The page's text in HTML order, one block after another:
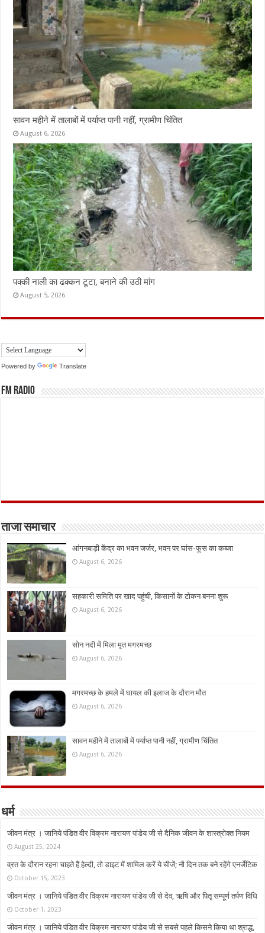
सावन महीने में तालाबों में पर्याप्त पानी नहीं, ग्रामीण चिंतित
August 6, 2026
पक्की नाली का ढक्कन टूटा, बनाने की उठी मांग
August 5, 2026
Powered by Translate
FM Radio
ताजा समाचार
आंगनबाड़ी केंद्र का भवन जर्जर, भवन पर घांस-फूस का कब्जा
August 6, 2026
सहकारी समिति पर खाद पहुंची, किसानों के टोकन बनना शुरू
August 6, 2026
सोन नदी में मिला मृत मगरमच्छ
August 6, 2026
मगरमच्छ के हमले में घायल की इलाज के दौरान मौत
August 6, 2026
सावन महीने में तालाबों में पर्याप्त पानी नहीं, ग्रामीण चिंतित
August 6, 2026
धर्म
जीवन मंत्र । जानिये पंडित वीर विक्रम नारायण पांडेय जी से दैनिक जीवन के शास्त्रोक्त नियम
August 25, 2024
व्रत के दौरान रहना चाहते हैं हेल्दी, तो डाइट में शामिल करें ये चीजें; नौ दिन तक बने रहेंगे एनर्जेटिक
October 15, 2023
जीवन मंत्र । जानिये पंडित वीर विक्रम नारायण पांडेय जी से देव, ऋषि और पितृ सम्पूर्ण तर्पण विधि
October 1, 2023
जीवन मंत्र । जानिये पंडित वीर विक्रम नारायण पांडेय जी से सबसे पहले किसने किया था श्राद्ध,